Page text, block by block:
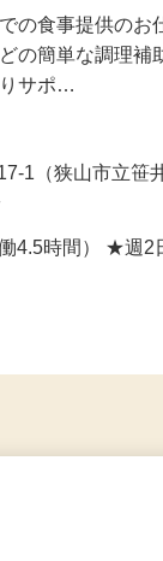
の食事提供の
の簡単な調理
1（狭山市立
4.5時間） ★週